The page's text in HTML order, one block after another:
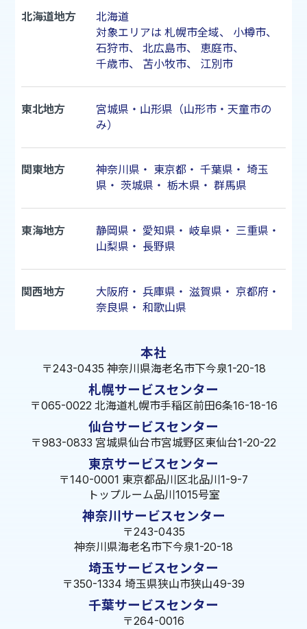
北海道地方
北海道
対象エリアは 札幌市全域、 小樽市、
石狩市、 北広島市、 恵庭市、
千歳市、 苫小牧市、 江別市
東北地方
宮城県・山形県（山形市・天童市の
み）
関東地方 神奈川県 ・ 東京都・ 千葉県 ・ 埼玉
県 ・ 茨城県 ・ 栃木県 ・ 群馬県
東海地方 静岡県 ・ 愛知県 ・ 岐阜県 ・ 三重県 ・
山梨県 ・ 長野県
関西地方 大阪府 ・ 兵庫県 ・ 滋賀県 ・ 京都府 ・
奈良県 ・ 和歌山県
本社
〒243-0435 神奈川県海老名市下今泉1-20-18
札幌サービスセンター
〒065-0022 北海道札幌市手稲区前田6条16-18-16
仙台サービスセンター
〒983-0833 宮城県仙台市宮城野区東仙台1-20-22
東京サービスセンター
〒140-0001 東京都品川区北品川1-9-7
トップルーム品川1015号室
神奈川サービスセンター
〒243-0435
神奈川県海老名市下今泉1-20-18
埼玉サービスセンター
〒350-1334 埼玉県狭山市狭山49-39
千葉サービスセンター
〒264-0016